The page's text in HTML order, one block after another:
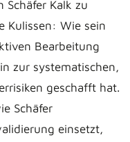
Schäfer Kalk zu
Kulissen: Wie sein
Bearbeitung
zur systematischen,
geschafft hat.
Schäfer
einsetzt,